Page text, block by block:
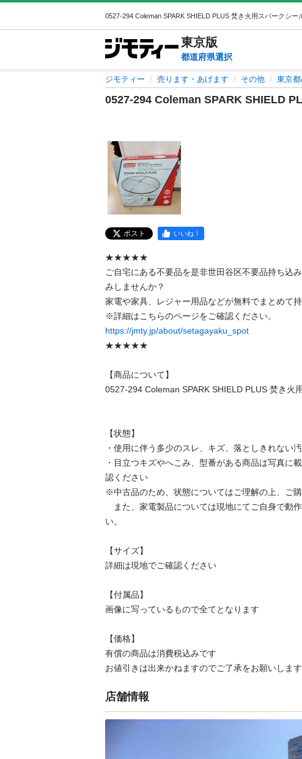
東京版
都道府県選択
ジモティー 売ります・あげます その他 東京
0527-294 Coleman SPARK SHIELD
ポスト いいね！
★★★★★
ご自宅にある不要品を是非世田谷区不要品持ち込
みしませんか？
家電や家具、レジャー用品などが無料でまとめて持
https://jmty.jp/about/setagayaku_spot
★★★★★
【商品について】
0527-294 Coleman SPARK SHIELD PLUS 焚き火
【状態】
・使用に伴う多少のスレ、キズ、落としきれない
・目立つキズやへこみ、型番がある商品は写真に
認ください
※中古品のため、状態についてはご理解の上、ご購
また、家電製品については現地にてご自身で動
い。
【サイズ】
詳細は現地でご確認ください
【付属品】
画像に写っているもので全てとなります
【価格】
有償の商品は消費税込みです
お値引きは出来かねますのでご了承をお願いします
店舗情報